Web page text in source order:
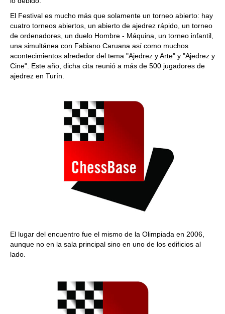
El Festival es mucho más que solamente un torneo abierto: hay
cuatro torneos abiertos, un abierto de ajedrez rápido, un torneo
de ordenadores, un duelo Hombre - Máquina, un torneo infantil,
una simultánea con Fabiano Caruana así como muchos
acontecimientos alrededor del tema "Ajedrez y Arte" y "Ajedrez y
Cine". Este año, dicha cita reunió a más de 500 jugadores de
ajedrez en Turín.
El lugar del encuentro fue el mismo de la Olimpiada en 2006,
aunque no en la sala principal sino en uno de los edificios al
lado.